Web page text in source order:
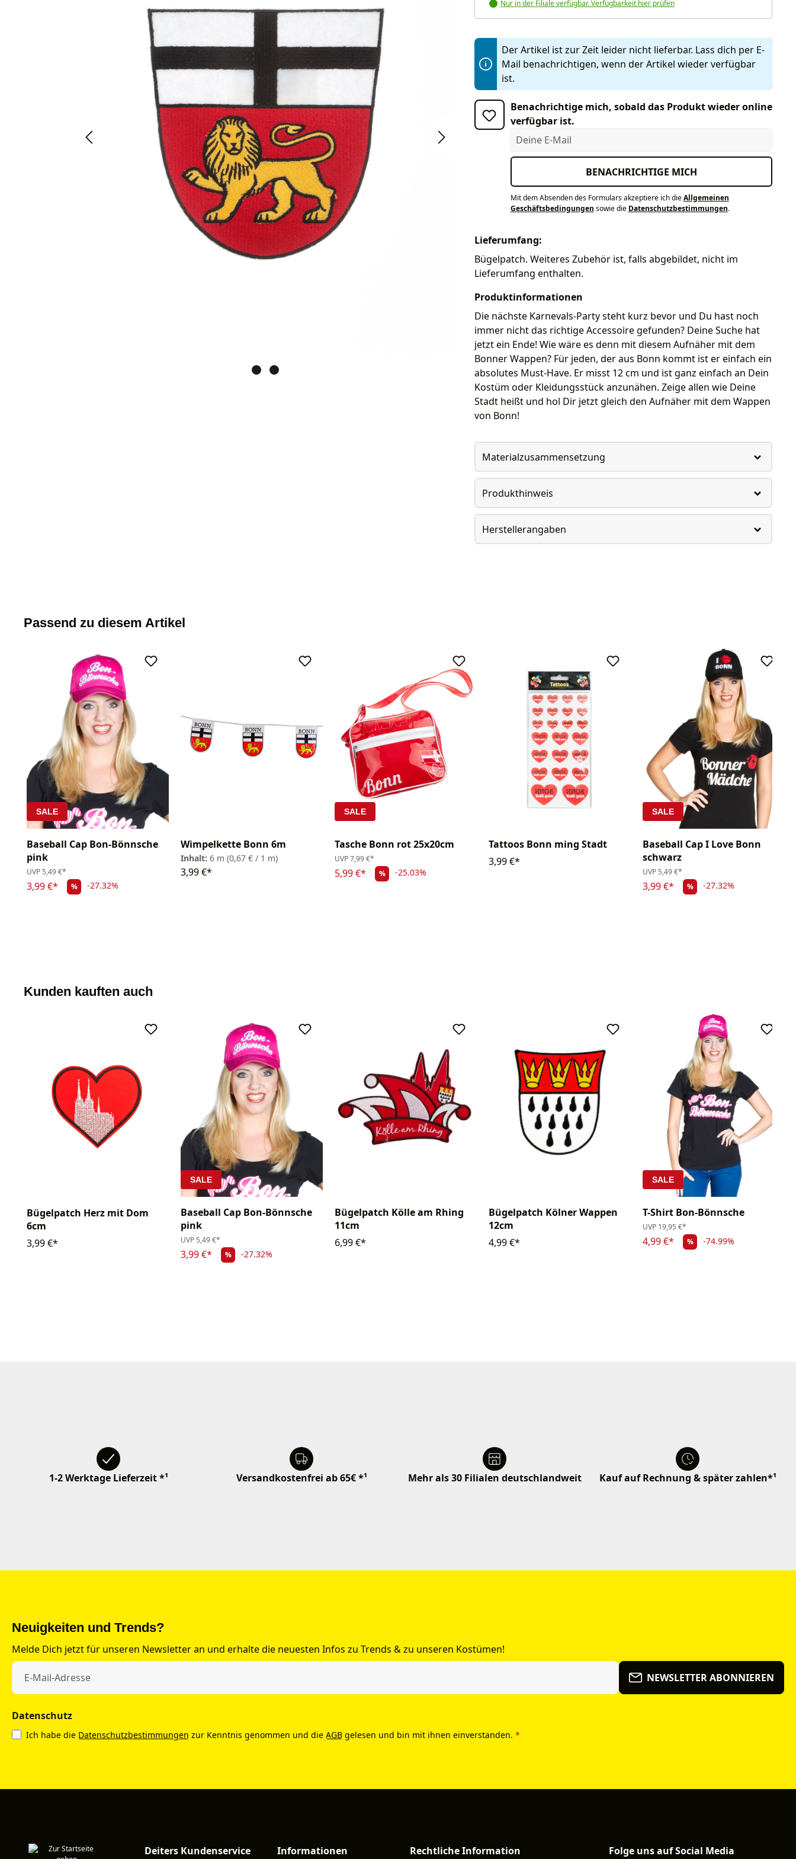
Nur in der Filiale verfügbar. Verfügbarkeit hier prüfen
Der Artikel ist zur Zeit leider nicht lieferbar. Lass dich per E-
Mail benachrichtigen, wenn der Artikel wieder verfügbar
ist.
Benachrichtige mich, sobald das Produkt wieder online
verfügbar ist.
Deine E-Mail
BENACHRICHTIGE MICH
Mit dem Absenden des Formulars akzeptiere ich dieAllgemeinen
Geschäftsbedingungen sowie die Datenschutzbestimmungen.
Lieferumfang:
Bügelpatch. Weiteres Zubehör ist, falls abgebildet, nicht im
Lieferumfang enthalten.
Produktinformationen
Die nächste Karnevals-Party steht kurz bevor und Du hast noch
immer nicht das richtige Accessoire gefunden? Deine Suche hat
jetzt ein Ende! Wie wäre es denn mit diesem Aufnäher mit dem
Bonner Wappen? Für jeden, der aus Bonn kommt ist er einfach ein
absolutes Must-Have. Er misst 12 cm und ist ganz einfach an Dein
Kostüm oder Kleidungsstück anzunähen. Zeige allen wie Deine
Stadt heißt und hol Dir jetzt gleich den Aufnäher mit dem Wappen
von Bonn!
Materialzusammensetzung
Produkthinweis
Herstellerangaben
Passend zu diesem Artikel
SALE
Baseball Cap Bon-Bönnsche
pink
UVP 5,49 €*
3,99 €* % -27.32%
Wimpelkette Bonn 6m
Inhalt: 6 m (0,67 € / 1 m)
3,99 €*
SALE
Tasche Bonn rot 25x20cm
UVP7,99 €*
5,99 €* % -25.03%
Tattoos Bonn ming Stadt
3,99 €*
SALE
Baseball Cap I Love Bonn
schwarz
UVP 5,49 €*
3,99 €* % -27.32%
Kunden kauften auch
Bügelpatch Herz mit Dom
6cm
3,99 €*
SALE
Baseball Cap Bon-Bönnsche
pink
UVP 5,49 €*
3,99 €* % -27.32%
Bügelpatch Kölle am Rhing
11cm
6,99 €*
Bügelpatch Kölner Wappen
12cm
4,99 €*
SALE
T-Shirt Bon-Bönnsche
UVP 19,95 €*
4,99 €* % -74.99%
1-2 Werktage Lieferzeit *¹ Versandkostenfrei ab 65€ *¹ Mehr als 30 Filialen deutschlandweit Kauf auf Rechnung & später zahlen*¹
Neuigkeiten und Trends?
Melde Dich jetzt für unseren Newsletter an und erhalte die neuesten Infos zu Trends & zu unseren Kostümen!
NEWSLETTER ABONNIEREN
Datenschutz
Ich habe die Datenschutzbestimmungen zur Kenntnis genommen und die AGB gelesen und bin mit ihnen einverstanden. *
Deiters Kundenservice Informationen Rechtliche Information Folge uns auf Social Media